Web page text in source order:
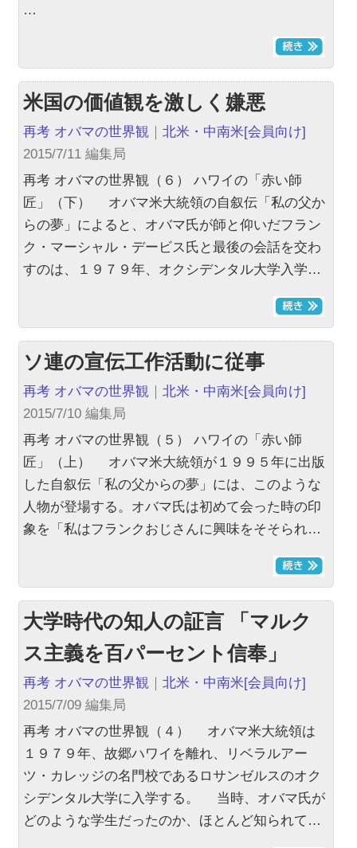
…
米国の価値観を激しく嫌悪
再考 オバマの世界観 ｜北米・中南米[会員向け]
2015/7/11 編集局
再考 オバマの世界観（６） ハワイの「赤い師
匠」（下） オバマ米大統領の自叙伝「私の父か
らの夢」によると、オバマ氏が師と仰いだフラン
ク・マーシャル・デービス氏と最後の会話を交わ
すのは、１９７９年、オクシデンタル大学入学…
ソ連の宣伝工作活動に従事
再考 オバマの世界観 ｜北米・中南米[会員向け]
2015/7/10 編集局
再考 オバマの世界観（５） ハワイの「赤い師
匠」（上） オバマ米大統領が１９９５年に出版
した自叙伝「私の父からの夢」には、このような
人物が登場する。オバマ氏は初めて会った時の印
象を「私はフランクおじさんに興味をそそられ…
大学時代の知人の証言 「マルク
ス主義を百パーセント信奉」
再考 オバマの世界観 ｜北米・中南米[会員向け]
2015/7/09 編集局
再考 オバマの世界観（４） オバマ米大統領は
１９７９年、故郷ハワイを離れ、リベラルアー
ツ・カレッジの名門校であるロサンゼルスのオク
シデンタル大学に入学する。 当時、オバマ氏が
どのような学生だったのか、ほとんど知られて…